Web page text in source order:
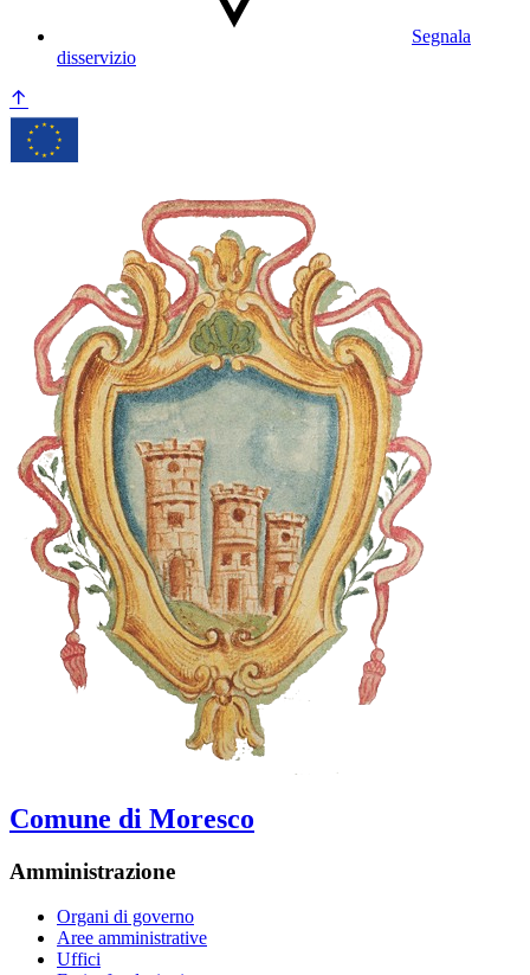
Segnala
disservizio
Comune di Moresco
Amministrazione
Organi di governo
Aree amministrative
Uffici